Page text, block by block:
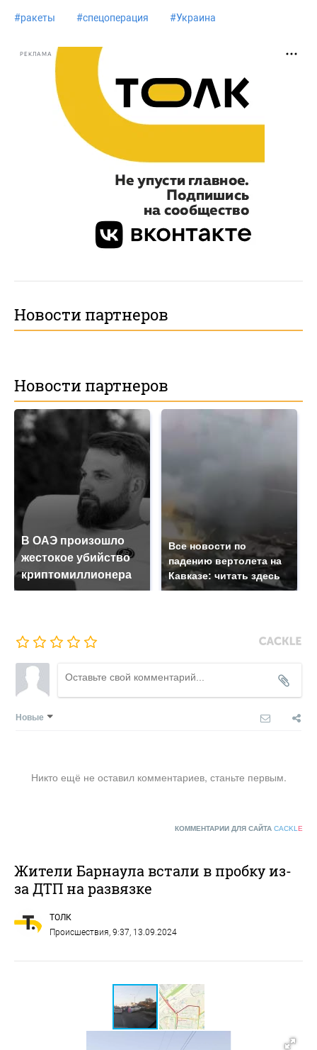
#ракеты #спецоперация #Украина
РЕКЛАМА
Новости партнеров
Новости партнеров
В ОАЭ произошло
жестокое убийство
криптомиллионера
Все новости по
падению вертолета на
Кавказе: читать здесь
Новые
Никто ещё не оставил комментариев, станьте первым.
КОММЕНТАРИИ ДЛЯ САЙТА CACKL E
Жители Барнаула встали в пробку из-
за ДТП на развязке
ТОЛК
Происшествия, 9:37, 13.09.2024